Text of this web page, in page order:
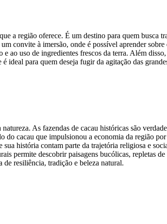
a região oferece. É um destino para quem busca
convite à imersão, onde é possível aprender
ao uso de ingredientes frescos da terra. Além
ideal para quem deseja fugir da agitação das
As fazendas de cacau históricas são
do cacau que impulsionou a economia da região
história contam parte da trajetória religiosa e
permite descobrir paisagens bucólicas, repletas
de resiliência, tradição e beleza natural.